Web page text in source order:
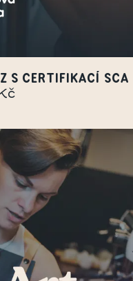
S CERTIFIKACÍ SCA